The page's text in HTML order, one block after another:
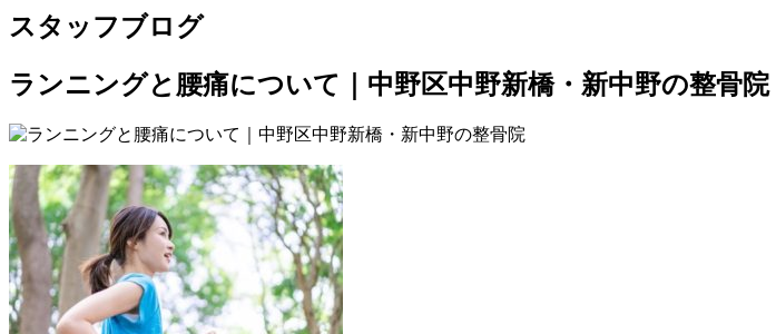
スタッフブログ
ランニングと腰痛について｜中野区中野新橋・新中野の整骨院